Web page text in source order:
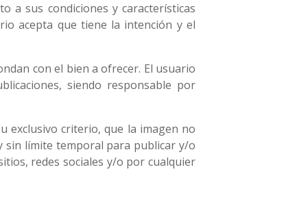
a sus condiciones y características
acepta que tiene la intención y el
con el bien a ofrecer. El usuario
siendo responsable por
exclusivo criterio, que la imagen no
sin límite temporal para publicar y/o
redes sociales y/o por cualquier